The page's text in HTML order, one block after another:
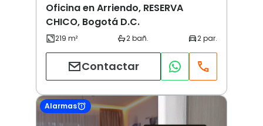
Oficina en Arriendo, RESERVA
CHICO, Bogotá D.C.
Contactar
Alarmas